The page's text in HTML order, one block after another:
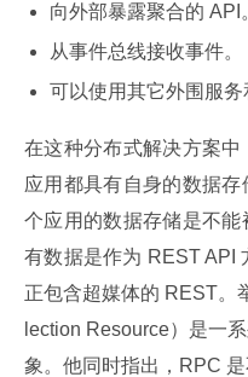
向外部暴露聚合的 API
从事件总线接收事件。
可以使用其它外围服务
在这种分布式解决方案
应用都具有自身的数据
个应用的数据存储是不
有数据是作为 REST API
正包含超媒体的 REST。
lection Resource）是一
象。他同时指出，RPC 是